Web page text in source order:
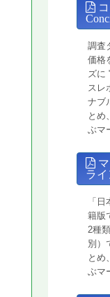
コ
調査
価格
ズに
スレ
ナブ
とめ
ぶマ
マ
ライ
「
籍版
2種
別）
とめ
ぶマ